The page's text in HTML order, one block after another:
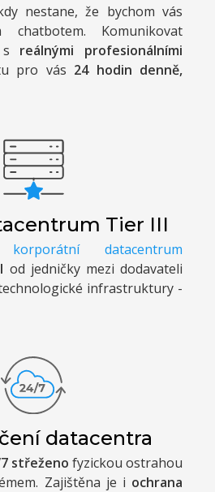
nestane, že bychom vás
chatbotem. Komunikovat
reálnými profesionálními
pro vás 24 hodin denně,
Tier III
datacentrum
od jedničky mezi dodavateli
infrastruktury -
datacentra
střeženo fyzickou ostrahou
Zajištěna je i ochrana